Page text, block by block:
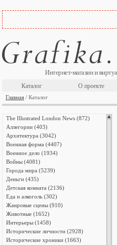
Интернет-магазин и
Каталог О проекте
Главная / Каталог
The Illustrated London News (872)
Аллегории (403)
Архитектура (3042)
Военная форма (4407)
Военное дело (1934)
Войны (4081)
Города мира (5239)
Деньги (435)
Детская комната (2136)
Еда и алкоголь (302)
Жанровые сцены (910)
Животные (1652)
Интерьеры (1458)
Исторические личности (2928)
Исторические хроники (1663)